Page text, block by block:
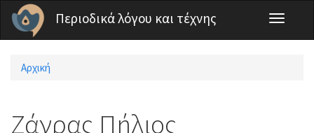
Παράκαμψη προς το κυρίως περιεχόμενο
Περιοδικά λόγου και τέχνης
Toggle
Είστε εδώ
Αρχική
Ζάγρας Πήλιος